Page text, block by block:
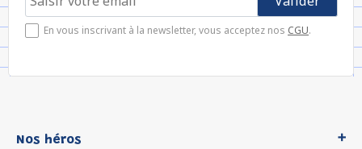
En vous inscrivant à la newsletter, vous acceptez nos CGU.
Nos héros